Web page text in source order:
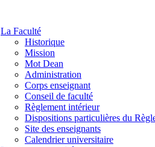
La Faculté
Historique
Mission
Mot Dean
Administration
Corps enseignant
Conseil de faculté
Règlement intérieur
Dispositions particulières du
Site des enseignants
Calendrier universitaire